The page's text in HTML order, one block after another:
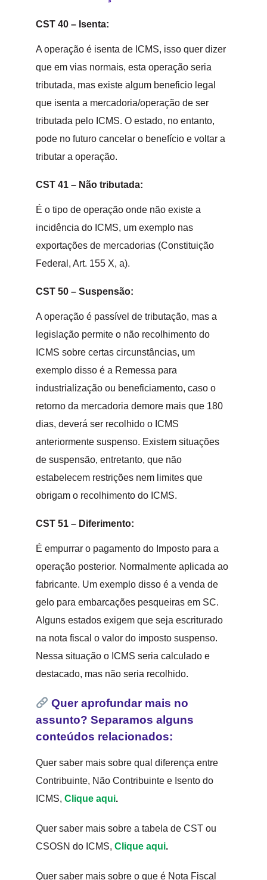
CST 40 – Isenta:
A operação é isenta de ICMS, isso quer dizer
que em vias normais, esta operação seria
tributada, mas existe algum beneficio legal
que isenta a mercadoria/operação de ser
tributada pelo ICMS. O estado, no entanto,
pode no futuro cancelar o benefício e voltar a
tributar a operação.
CST 41 – Não tributada:
É o tipo de operação onde não existe a
incidência do ICMS, um exemplo nas
exportações de mercadorias (Constituição
Federal, Art. 155 X, a).
CST 50 – Suspensão:
A operação é passível de tributação, mas a
legislação permite o não recolhimento do
ICMS sobre certas circunstâncias, um
exemplo disso é a Remessa para
industrialização ou beneficiamento, caso o
retorno da mercadoria demore mais que 180
dias, deverá ser recolhido o ICMS
anteriormente suspenso. Existem situações
de suspensão, entretanto, que não
estabelecem restrições nem limites que
obrigam o recolhimento do ICMS.
CST 51 – Diferimento:
É empurrar o pagamento do Imposto para a
operação posterior. Normalmente aplicada ao
fabricante. Um exemplo disso é a venda de
gelo para embarcações pesqueiras em SC.
Alguns estados exigem que seja escriturado
na nota fiscal o valor do imposto suspenso.
Nessa situação o ICMS seria calculado e
destacado, mas não seria recolhido.
Quer aprofundar mais no
assunto? Separamos alguns
conteúdos relacionados:
Quer saber mais sobre qual diferença entre
Contribuinte, Não Contribuinte e Isento do
ICMS, Clique aqui.
Quer saber mais sobre a tabela de CST ou
CSOSN do ICMS, Clique aqui.
Quer saber mais sobre o que é Nota Fiscal